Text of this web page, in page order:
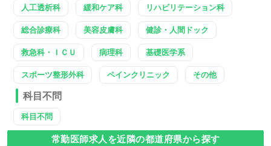
人工透析科 緩和ケア科 リハビリテーション科
総合診療科 美容皮膚科 健診・人間ドック
救急科・ＩＣＵ 病理科 基礎医学系
スポーツ整形外科 ペインクリニック その他
科目不問
科目不問
常勤医師求人を近隣の都道府県から探す